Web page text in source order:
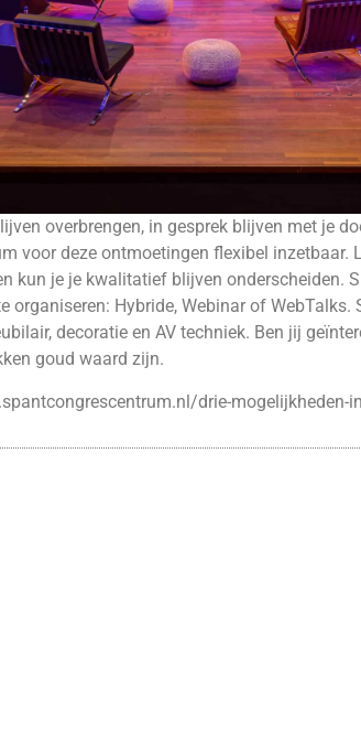
overbrengen, in gesprek blijven met je
voor deze ontmoetingen flexibel inzetbaar.
kun je je kwalitatief blijven onderscheiden.
organiseren: Hybride, Webinar of
decoratie en AV techniek. Ben jij
goud waard zijn.
drie-mogelijkheden-